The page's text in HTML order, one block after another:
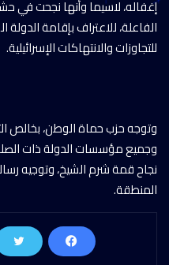
إغفاله، لاسيما وأنها نجحت في
الفاعلة، للاعتراف بإقامة
للتجاوزات والانتهاكات الإسرائيلية.
وتوجه حزب حماة الوطن، بخالص
وجميع مؤسسات الدولة ذات
نجاح قمة شرم الشيخ، وتوجيه
المنطقة.